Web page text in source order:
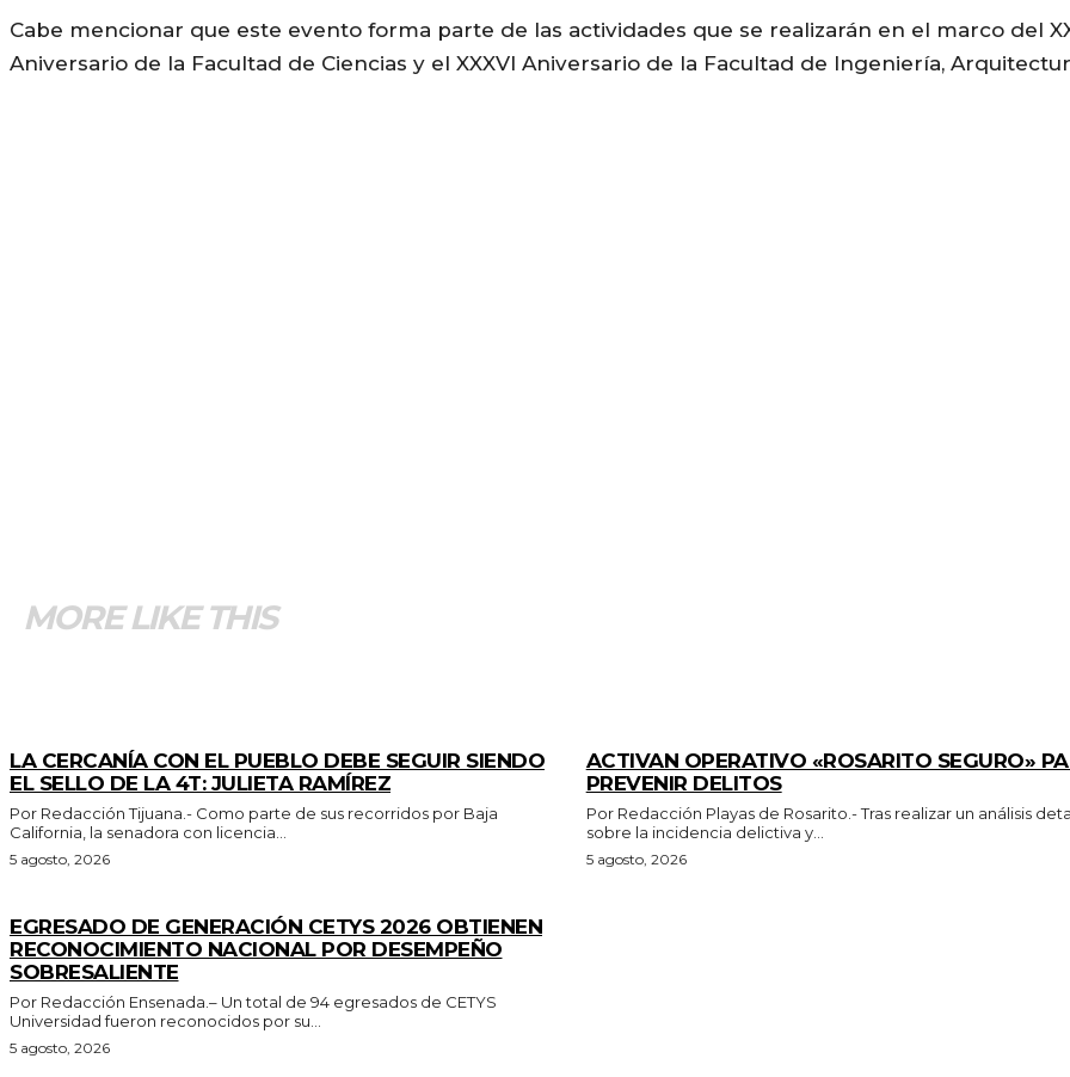
Cabe mencionar que este evento forma parte de las actividades que se realizarán en el marco del
Aniversario de la Facultad de Ciencias y el XXXVI Aniversario de la Facultad de Ingeniería,
MORE LIKE THIS
LA CERCANÍA CON EL PUEBLO DEBE SEGUIR SIENDO
EL SELLO DE LA 4T: JULIETA RAMÍREZ
Por Redacción Tijuana.- Como parte de sus recorridos por Baja
California, la senadora con licencia...
5 agosto, 2026
ACTIVAN OPERATIVO «ROSARITO SEGURO»
PREVENIR DELITOS
Por Redacción Playas de Rosarito.- Tras realizar un análisis detallado
sobre la incidencia delictiva y...
5 agosto, 2026
EGRESADO DE GENERACIÓN CETYS 2026 OBTIENEN
RECONOCIMIENTO NACIONAL POR DESEMPEÑO
SOBRESALIENTE
Por Redacción Ensenada.– Un total de 94 egresados de CETYS
Universidad fueron reconocidos por su...
5 agosto, 2026